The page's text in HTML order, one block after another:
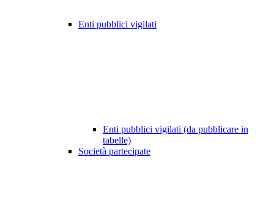
Enti pubblici vigilati
Enti pubblici vigilati (da pubblicare in
tabelle)
Società partecipate